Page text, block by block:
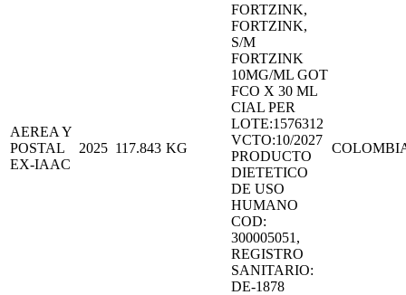
AEREA Y
POSTAL
EX-IAAC
2025 117.843 KG
FORTZINK,
FORTZINK,
S/M
FORTZINK
10MG/ML GOT
FCO X 30 ML
CIAL PER
LOTE:1576312
VCTO:10/2027
PRODUCTO
DIETETICO
DE USO
HUMANO
COD:
300005051,
REGISTRO
SANITARIO:
DE-1878